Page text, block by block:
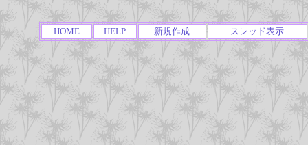
HOME HELP 新規作成 スレッド表示